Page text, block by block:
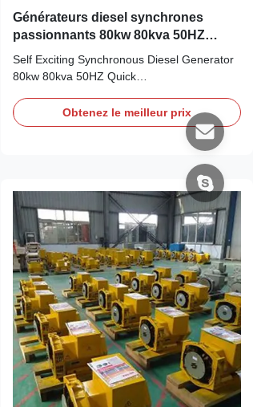
Générateurs diesel synchrones
passionnants 80kw 80kva 50HZ
d'individu petits
Self Exciting Synchronous Diesel Generator
80kw 80kva 50HZ Quick
NameWERNAColorAccording to the
international standard color card FeatureAC
brushless synchronous excitation alternator
Specifications:ModelWR274Dmanufacturer
Wuxi City ,Jiangsu Prov ,China making
alternatorsOutput TypeAC Single Phase
diesel generatorTerminal12 / 6 WireRated
Voltage110-
240VFrequency50HZSpeed1500RPMMounting
dimensionsStamford
Obtenez le meilleur prix